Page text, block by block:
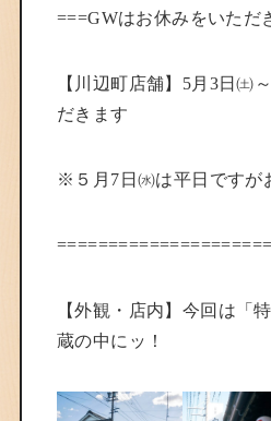
===GWはお休みをいただ
【川辺町店舗】5月3日㈯
だきます
※５月7日㈬は平日ですが
【外観・店内】今回は「
蔵の中にッ！